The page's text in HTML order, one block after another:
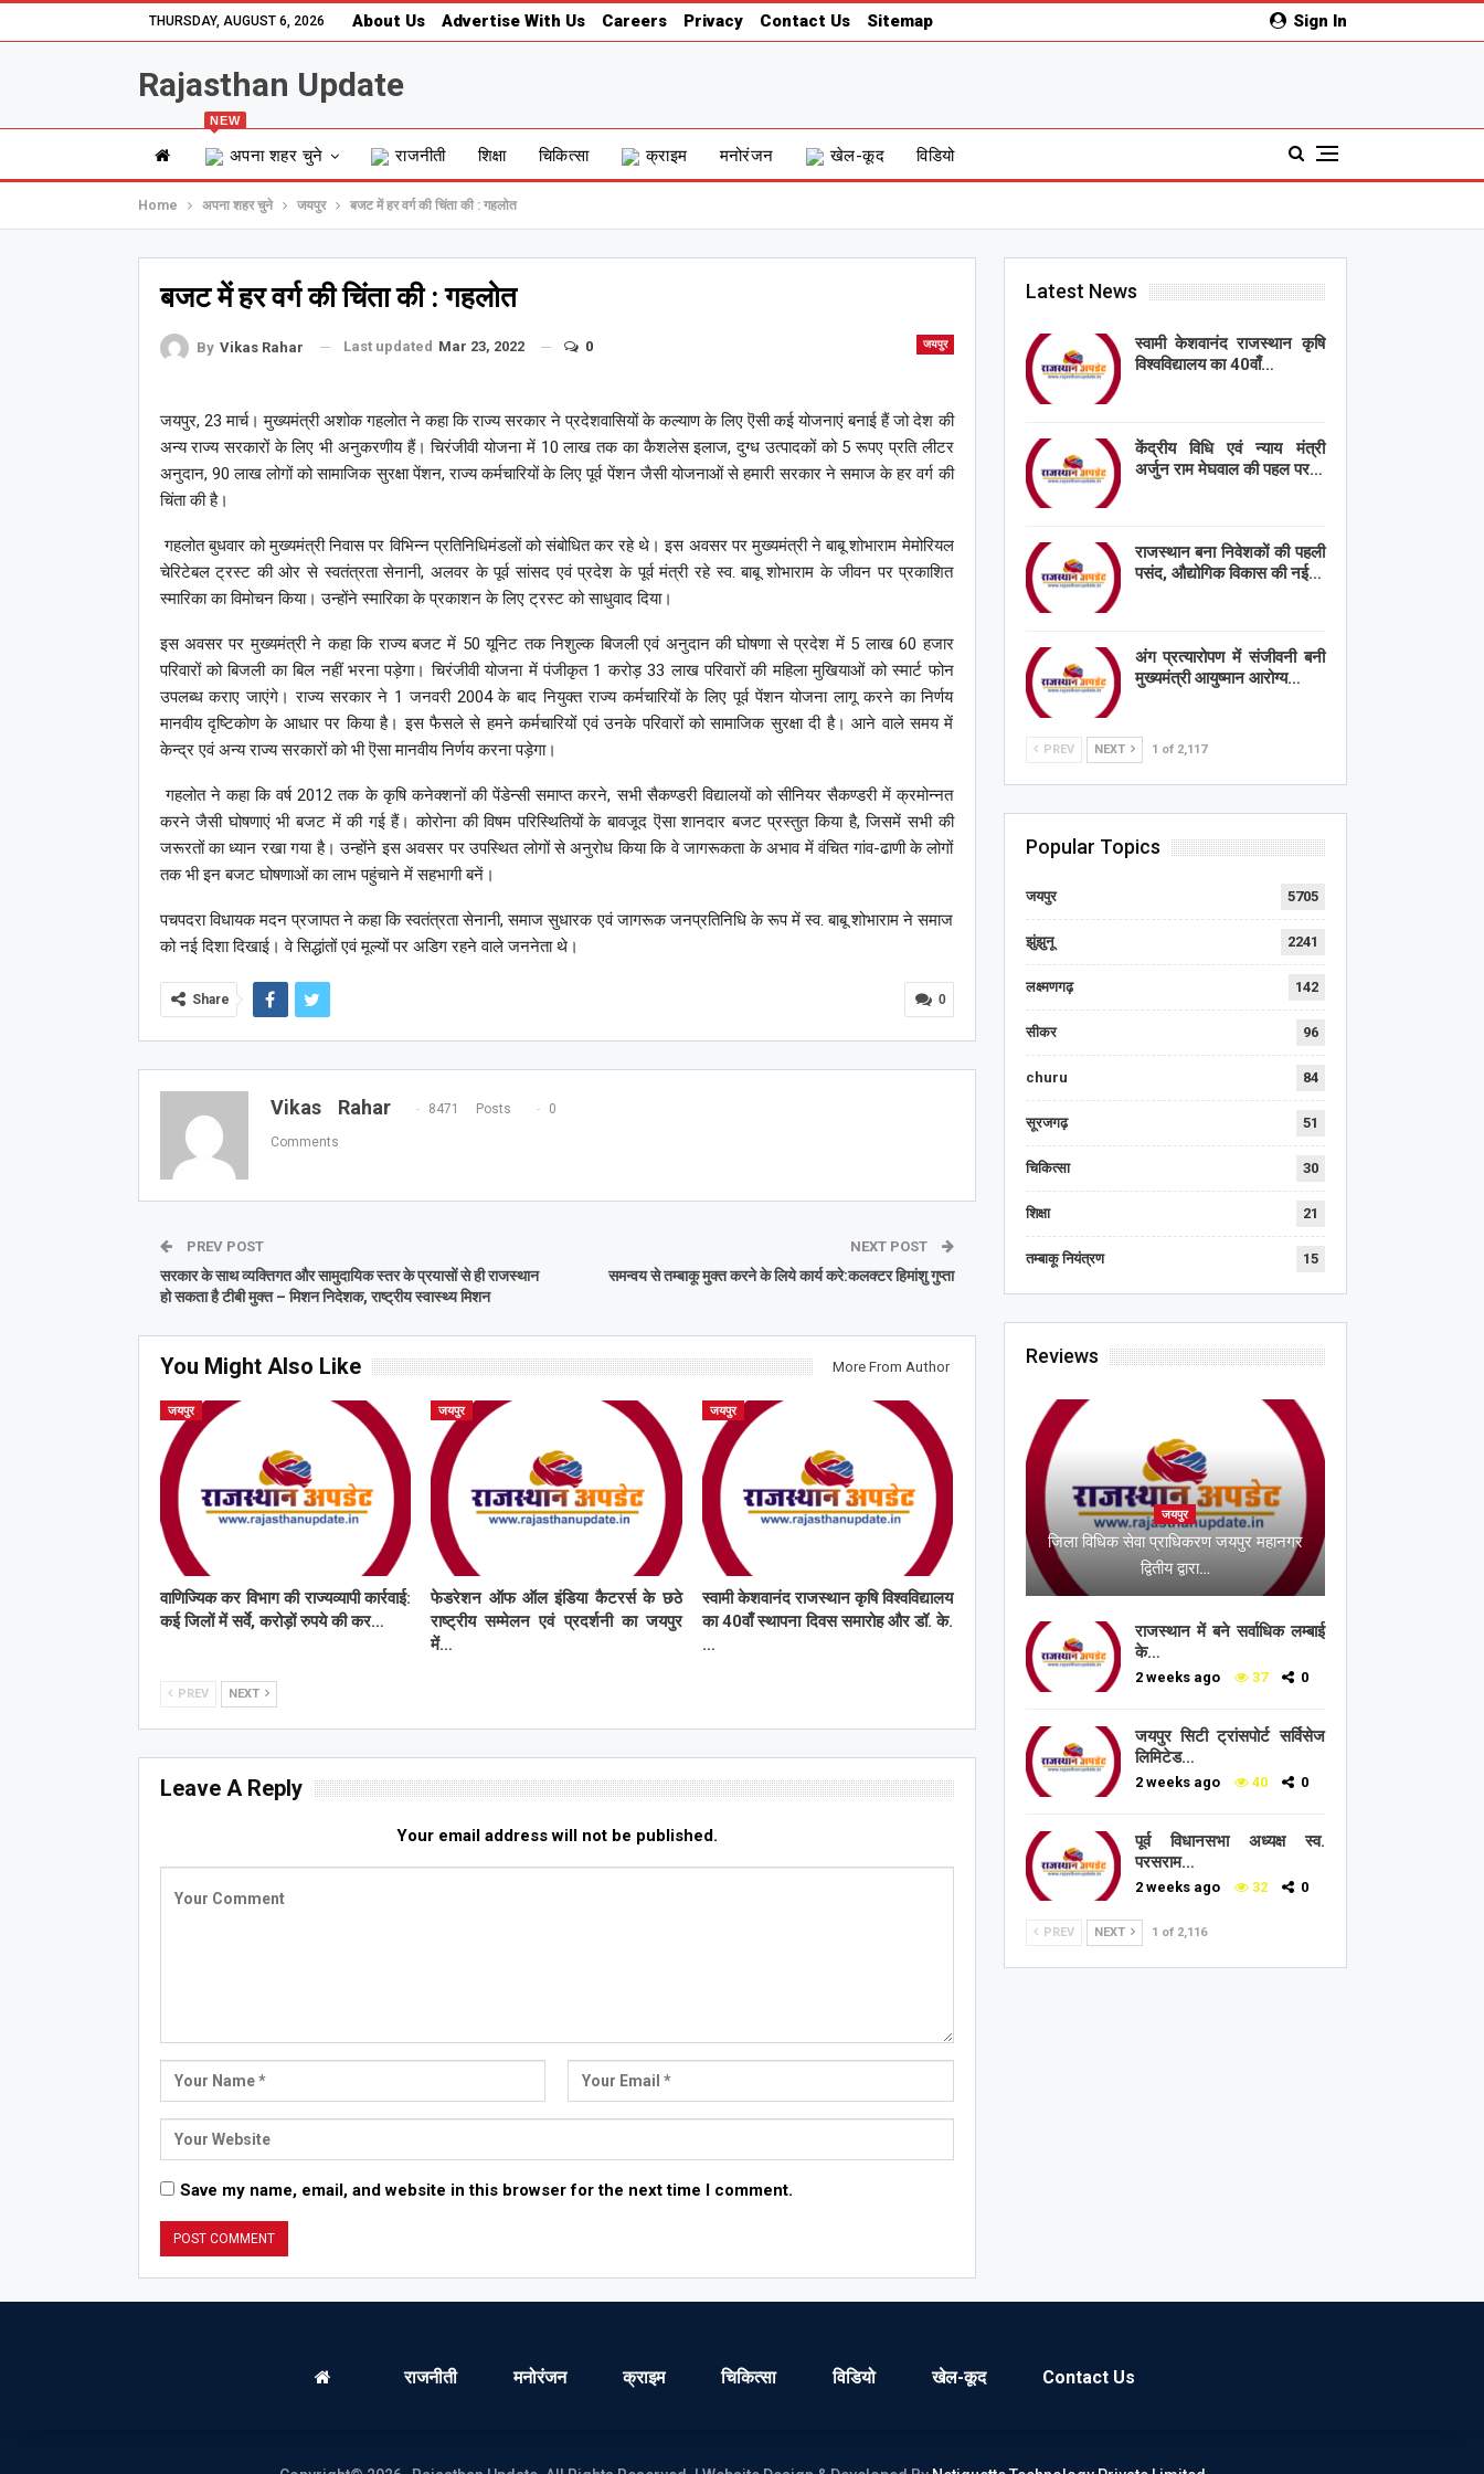
Sign In
THURSDAY, AUGUST 6, 2026 About Us Advertise With Us Careers Privacy Contact Us Sitemap
Rajasthan Update
अपना शहर चुने
NEW
राजनीती शिक्षा चिकित्सा क्राइम मनोरंजन खेल-कूद विडियो
Home अपना शहर चुने जयपुर बजट में हर वर्ग की चिंता की : गहलोत
बजट में हर वर्ग की चिंता की : गहलोत
जयपुर
By Vikas Rahar Last updated Mar 23, 2022 0
जयपुर, 23 मार्च। मुख्यमंत्री अशोक गहलोत ने कहा कि राज्य सरकार ने प्रदेशवासियों के कल्याण के लिए ऎसी कई योजनाएं बनाई हैं जो देश की
अन्य राज्य सरकारों के लिए भी अनुकरणीय हैं। चिरंजीवी योजना में 10 लाख तक का कैशलेस इलाज, दुग्ध उत्पादकों को 5 रूपए प्रति लीटर
अनुदान, 90 लाख लोगों को सामाजिक सुरक्षा पेंशन, राज्य कर्मचारियों के लिए पूर्व पेंशन जैसी योजनाओं से हमारी सरकार ने समाज के हर वर्ग की
चिंता की है।
गहलोत बुधवार को मुख्यमंत्री निवास पर विभिन्न प्रतिनिधिमंडलों को संबोधित कर रहे थे। इस अवसर पर मुख्यमंत्री ने बाबू शोभाराम मेमोरियल
चेरिटेबल ट्रस्ट की ओर से स्वतंत्रता सेनानी, अलवर के पूर्व सांसद एवं प्रदेश के पूर्व मंत्री रहे स्व. बाबू शोभाराम के जीवन पर प्रकाशित
स्मारिका का विमोचन किया। उन्होंने स्मारिका के प्रकाशन के लिए ट्रस्ट को साधुवाद दिया।
इस अवसर पर मुख्यमंत्री ने कहा कि राज्य बजट में 50 यूनिट तक निशुल्क बिजली एवं अनुदान की घोषणा से प्रदेश में 5 लाख 60 हजार
परिवारों को बिजली का बिल नहीं भरना पड़ेगा। चिरंजीवी योजना में पंजीकृत 1 करोड़ 33 लाख परिवारों की महिला मुखियाओं को स्मार्ट फोन
उपलब्ध कराए जाएंगे। राज्य सरकार ने 1 जनवरी 2004 के बाद नियुक्त राज्य कर्मचारियों के लिए पूर्व पेंशन योजना लागू करने का निर्णय
मानवीय दृष्टिकोण के आधार पर किया है। इस फैसले से हमने कर्मचारियों एवं उनके परिवारों को सामाजिक सुरक्षा दी है। आने वाले समय में
केन्द्र एवं अन्य राज्य सरकारों को भी ऎसा मानवीय निर्णय करना पड़ेगा।
गहलोत ने कहा कि वर्ष 2012 तक के कृषि कनेक्शनों की पेंडेन्सी समाप्त करने, सभी सैकण्डरी विद्यालयों को सीनियर सैकण्डरी में क्रमोन्नत
करने जैसी घोषणाएं भी बजट में की गई हैं। कोरोना की विषम परिस्थितियों के बावजूद ऎसा शानदार बजट प्रस्तुत किया है, जिसमें सभी की
जरूरतों का ध्यान रखा गया है। उन्होंने इस अवसर पर उपस्थित लोगों से अनुरोध किया कि वे जागरूकता के अभाव में वंचित गांव-ढाणी के लोगों
तक भी इन बजट घोषणाओं का लाभ पहुंचाने में सहभागी बनें।
पचपदरा विधायक मदन प्रजापत ने कहा कि स्वतंत्रता सेनानी, समाज सुधारक एवं जागरूक जनप्रतिनिधि के रूप में स्व. बाबू शोभाराम ने समाज
को नई दिशा दिखाई। वे सिद्धांतों एवं मूल्यों पर अडिग रहने वाले जननेता थे।
0
Share
Vikas Rahar 8471 Posts 0
Comments
PREV POST
सरकार के साथ व्यक्तिगत और सामुदायिक स्तर के प्रयासों से ही राजस्थान
हो सकता है टीबी मुक्त – मिशन निदेशक, राष्ट्रीय स्वास्थ्य मिशन
NEXT POST
समन्वय से तम्बाकू मुक्त करने के लिये कार्य करे:कलक्टर हिमांशु गुप्ता
You Might Also Like More From Author
जयपुर
वाणिज्यिक कर विभाग की राज्यव्यापी कार्रवाई:
कई जिलों में सर्वे, करोड़ों रुपये की कर…
जयपुर
फेडरेशन ऑफ ऑल इंडिया कैटरर्स के छठे
राष्ट्रीय सम्मेलन एवं प्रदर्शनी का जयपुर
में…
जयपुर
स्वामी केशवानंद राजस्थान कृषि विश्वविद्यालय
का 40वाँ स्थापना दिवस समारोह और डॉ. के.
…
PREV NEXT
Leave A Reply
Your email address will not be published.
Save my name, email, and website in this browser for the next time I comment.
Latest News
स्वामी केशवानंद राजस्थान कृषि
विश्वविद्यालय का 40वाँ…
केंद्रीय विधि एवं न्याय मंत्री
अर्जुन राम मेघवाल की पहल पर…
राजस्थान बना निवेशकों की पहली
पसंद, औद्योगिक विकास की नई…
अंग प्रत्यारोपण में संजीवनी बनी
मुख्यमंत्री आयुष्मान आरोग्य…
PREV NEXT 1 of 2,117
Popular Topics
जयपुर 5705
झुंझुनू 2241
लक्ष्मणगढ़ 142
सीकर 96
churu 84
सूरजगढ़ 51
चिकित्सा 30
शिक्षा 21
तम्बाकू नियंत्रण 15
Reviews
जयपुर
जिला विधिक सेवा प्राधिकरण जयपुर महानगर
द्वितीय द्वारा…
राजस्थान में बने सर्वाधिक लम्बाई
के…
2 weeks ago 37 0
जयपुर सिटी ट्रांसपोर्ट सर्विसेज
लिमिटेड…
2 weeks ago 40 0
पूर्व विधानसभा अध्यक्ष स्व.
परसराम…
2 weeks ago 32 0
PREV NEXT 1 of 2,116
राजनीती मनोरंजन क्राइम चिकित्सा विडियो खेल-कूद Contact Us